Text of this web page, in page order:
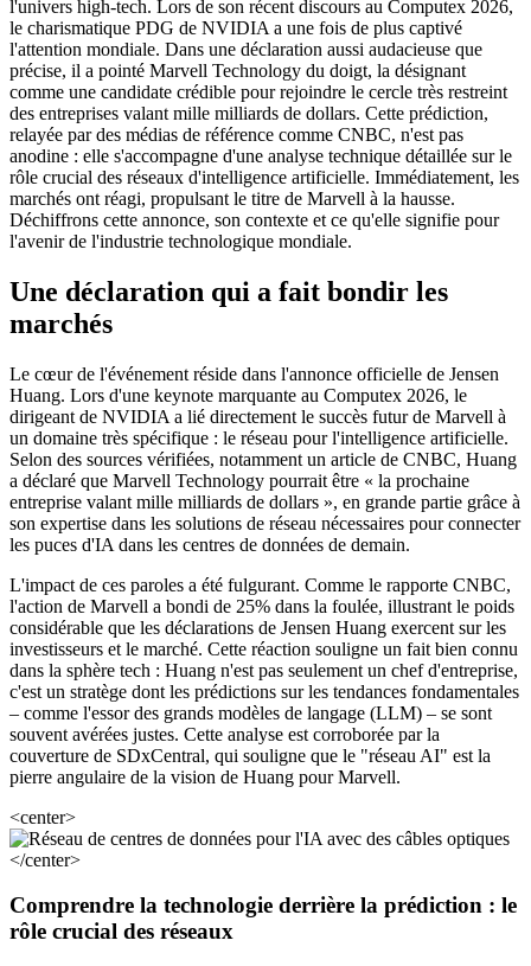
l'univers high-tech. Lors de son récent discours au Computex 2026,
le charismatique PDG de NVIDIA a une fois de plus captivé
l'attention mondiale. Dans une déclaration aussi audacieuse que
précise, il a pointé Marvell Technology du doigt, la désignant
comme une candidate crédible pour rejoindre le cercle très restreint
des entreprises valant mille milliards de dollars. Cette prédiction,
relayée par des médias de référence comme CNBC, n'est pas
anodine : elle s'accompagne d'une analyse technique détaillée sur le
rôle crucial des réseaux d'intelligence artificielle. Immédiatement, les
marchés ont réagi, propulsant le titre de Marvell à la hausse.
Déchiffrons cette annonce, son contexte et ce qu'elle signifie pour
l'avenir de l'industrie technologique mondiale.
Une déclaration qui a fait bondir les
marchés
Le cœur de l'événement réside dans l'annonce officielle de Jensen
Huang. Lors d'une keynote marquante au Computex 2026, le
dirigeant de NVIDIA a lié directement le succès futur de Marvell à
un domaine très spécifique : le réseau pour l'intelligence artificielle.
Selon des sources vérifiées, notamment un article de CNBC, Huang
a déclaré que Marvell Technology pourrait être « la prochaine
entreprise valant mille milliards de dollars », en grande partie grâce à
son expertise dans les solutions de réseau nécessaires pour connecter
les puces d'IA dans les centres de données de demain.
L'impact de ces paroles a été fulgurant. Comme le rapporte CNBC,
l'action de Marvell a bondi de 25% dans la foulée, illustrant le poids
considérable que les déclarations de Jensen Huang exercent sur les
investisseurs et le marché. Cette réaction souligne un fait bien connu
dans la sphère tech : Huang n'est pas seulement un chef d'entreprise,
c'est un stratège dont les prédictions sur les tendances fondamentales
– comme l'essor des grands modèles de langage (LLM) – se sont
souvent avérées justes. Cette analyse est corroborée par la
couverture de SDxCentral, qui souligne que le "réseau AI" est la
pierre angulaire de la vision de Huang pour Marvell.
<center>
</center>
Comprendre la technologie derrière la prédiction : le
rôle crucial des réseaux